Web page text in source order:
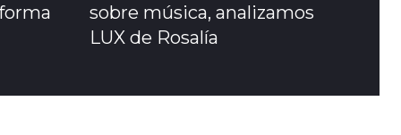
sobre música, analizamos
LUX de Rosalía